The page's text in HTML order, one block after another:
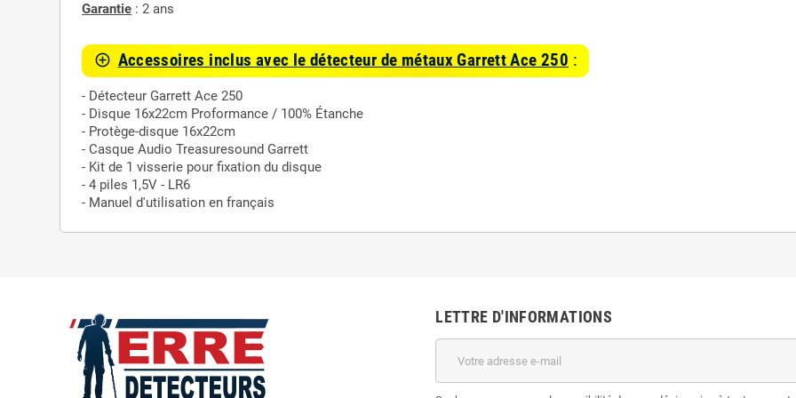
Garantie : 2 ans
control_point Accessoires inclus avec le détecteur de métaux Garrett Ace 250 :
- Détecteur Garrett Ace 250
- Disque 16x22cm Proformance / 100% Étanche
- Protège-disque 16x22cm
- Casque Audio Treasuresound Garrett
- Kit de 1 visserie pour fixation du disque
- 4 piles 1,5V - LR6
- Manuel d'utilisation en français
LETTRE D'INFORMATIONS